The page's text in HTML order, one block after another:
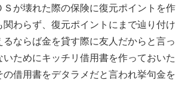
Ｓが壊れた際の保険に復元ポイントを作
関わらず、復元ポイントにまで辿り付け
るならば金を貸す際に友人だからと言っ
いためにキッチリ借用書を作っておいた
の借用書をデタラメだと言われ挙句金を